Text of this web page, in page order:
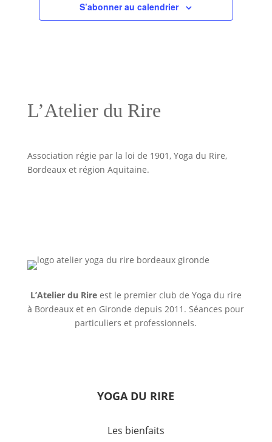
S’abonner au calendrier
L’Atelier du Rire
Association régie par la loi de 1901, Yoga du Rire,
Bordeaux et région Aquitaine.
L’Atelier du Rireest le premier club de Yoga du rire
à Bordeaux et en Gironde depuis 2011. Séances pour
particuliers et professionnels.
YOGA DU RIRE
Les bienfaits